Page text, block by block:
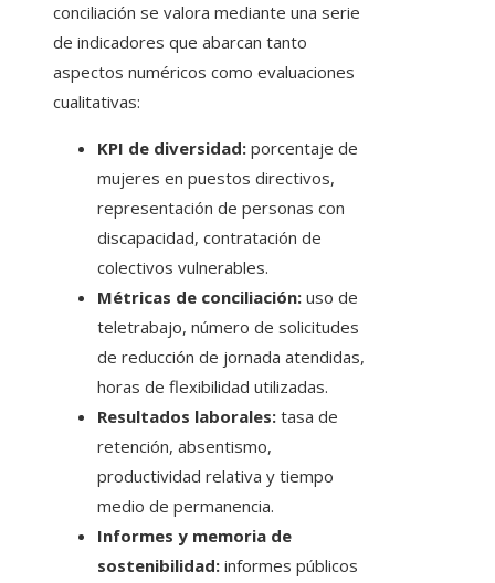
conciliación se valora mediante una serie
de indicadores que abarcan tanto
aspectos numéricos como evaluaciones
cualitativas:
KPI de diversidad: porcentaje de
mujeres en puestos directivos,
representación de personas con
discapacidad, contratación de
colectivos vulnerables.
Métricas de conciliación: uso de
teletrabajo, número de solicitudes
de reducción de jornada atendidas,
horas de flexibilidad utilizadas.
Resultados laborales: tasa de
retención, absentismo,
productividad relativa y tiempo
medio de permanencia.
Informes y memoria de
sostenibilidad: informes públicos